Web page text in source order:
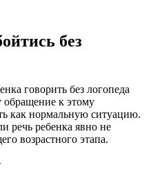
без
говорить без логопеда
обращение к этому
как нормальную ситуацию.
речь ребенка явно не
возрастного этапа.